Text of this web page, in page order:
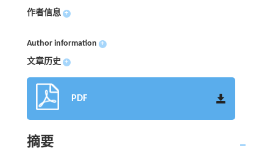
作者信息 +
Author information +
文章历史 +
PDF
摘要